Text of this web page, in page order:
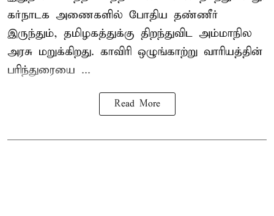
கர்நாடக அணைகளில் போதிய தண்ணீர்
இருந்தும், தமிழகத்துக்கு திறந்துவிட அம்மாநில
அரசு மறுக்கிறது. காவிரி ஒழுங்காற்று வாரியத்தின்
பரிந்துரையை ...
Read More